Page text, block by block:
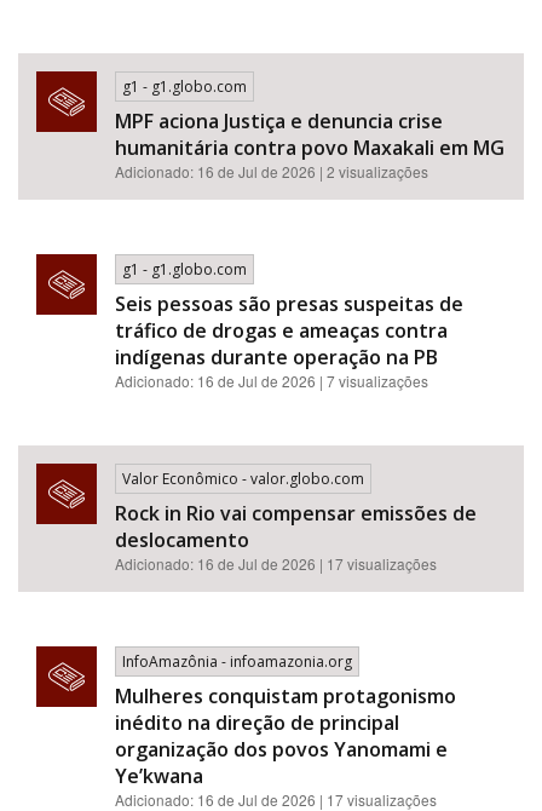
g1 - g1.globo.com
MPF aciona Justiça e denuncia crise
humanitária contra povo Maxakali em MG
Adicionado: 16 de Jul de 2026 | 2 visualizações
g1 - g1.globo.com
Seis pessoas são presas suspeitas de
tráfico de drogas e ameaças contra
indígenas durante operação na PB
Adicionado: 16 de Jul de 2026 | 7 visualizações
Valor Econômico - valor.globo.com
Rock in Rio vai compensar emissões de
deslocamento
Adicionado: 16 de Jul de 2026 | 17 visualizações
InfoAmazônia - infoamazonia.org
Mulheres conquistam protagonismo
inédito na direção de principal
organização dos povos Yanomami e
Ye’kwana
Adicionado: 16 de Jul de 2026 | 17 visualizações